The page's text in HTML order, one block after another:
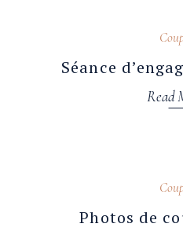
Séance
Read
Photos de